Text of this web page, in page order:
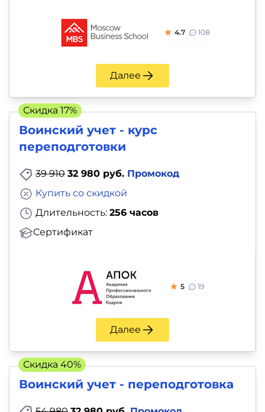
4.7 108
Далее
Воинский учет - курс
переподготовки
39 910 32 980 руб. Промокод
Длительность: 256 часов
Сертификат
Купить со скидкой
5 19
Далее
Скидка 17%
Воинский учет - переподготовка
Скидка 40%